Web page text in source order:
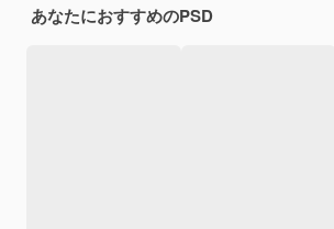
あなたにおすすめのPSD